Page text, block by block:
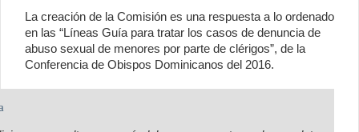
La creación de la Comisión es una respuesta a lo ordenado
en las “Líneas Guía para tratar los casos de denuncia de
abuso sexual de menores por parte de clérigos”, de la
Conferencia de Obispos Dominicanos del 2016.